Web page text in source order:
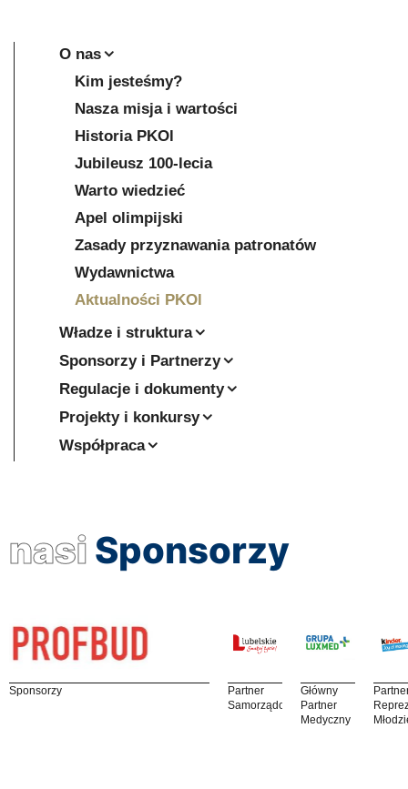
O nas
Kim jesteśmy?
Nasza misja i wartości
Historia PKOl
Jubileusz 100-lecia
Warto wiedzieć
Apel olimpijski
Zasady przyznawania patronatów
Wydawnictwa
Aktualności PKOl
Władze i struktura
Sponsorzy i Partnerzy
Regulacje i dokumenty
Projekty i konkursy
Współpraca
nasi Sponsorzy
Sponsorzy
Partner
Samorządowy
Główny
Partner
Medyczny